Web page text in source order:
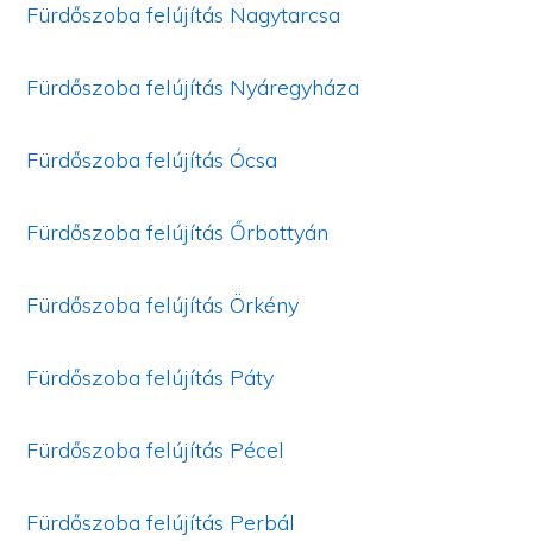
Fürdőszoba felújítás Nagytarcsa
Fürdőszoba felújítás Nyáregyháza
Fürdőszoba felújítás Ócsa
Fürdőszoba felújítás Őrbottyán
Fürdőszoba felújítás Örkény
Fürdőszoba felújítás Páty
Fürdőszoba felújítás Pécel
Fürdőszoba felújítás Perbál